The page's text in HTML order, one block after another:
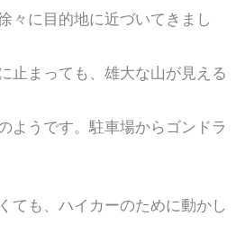
々に目的地に近づいてきまし
止まっても、雄大な山が見える
ようです。駐車場からゴンドラ
ても、ハイカーのために動かし